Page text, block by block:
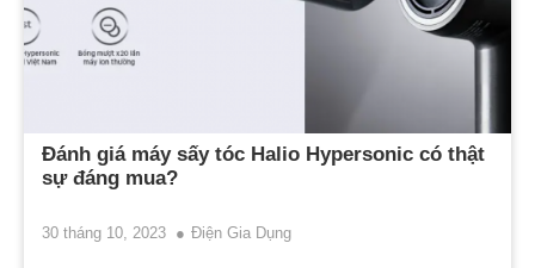
Đánh giá máy sấy tóc Halio Hypersonic có thật
sự đáng mua?
30 tháng 10, 2023 Điện Gia Dụng